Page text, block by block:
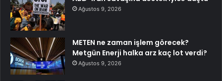
Ağustos 9, 2026
METEN ne zaman işlem görecek?
Metgün Enerji halka arz kaç lot verdi?
Ağustos 9, 2026